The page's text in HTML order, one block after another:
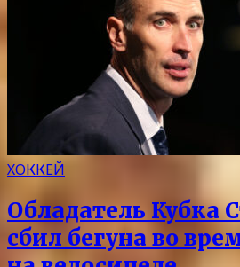
ХОККЕЙ
Обладатель Кубка
сбил бегуна во